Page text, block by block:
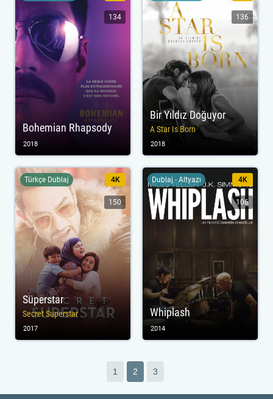
Bohemian Rhapsody
134
2018
Bir Yıldız Doğuyor
A Star Is Born
136
2018
Süperstar
Secret Superstar
Türkçe Dublaj 4K
150
2017
Whiplash
Dublaj - Altyazı 4K
106
2014
1 2 3